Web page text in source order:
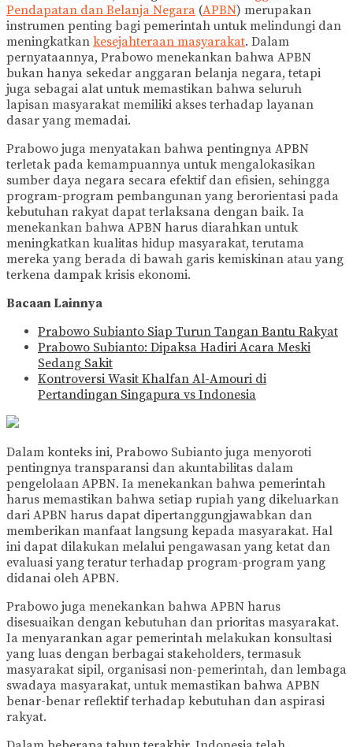
Pendapatan dan Belanja Negara (APBN) merupakan
instrumen penting bagi pemerintah untuk melindungi dan
meningkatkan kesejahteraan masyarakat. Dalam
pernyataannya, Prabowo menekankan bahwa APBN
bukan hanya sekedar anggaran belanja negara, tetapi
juga sebagai alat untuk memastikan bahwa seluruh
lapisan masyarakat memiliki akses terhadap layanan
dasar yang memadai.
Prabowo juga menyatakan bahwa pentingnya APBN
terletak pada kemampuannya untuk mengalokasikan
sumber daya negara secara efektif dan efisien, sehingga
program-program pembangunan yang berorientasi pada
kebutuhan rakyat dapat terlaksana dengan baik. Ia
menekankan bahwa APBN harus diarahkan untuk
meningkatkan kualitas hidup masyarakat, terutama
mereka yang berada di bawah garis kemiskinan atau yang
terkena dampak krisis ekonomi.
Bacaan Lainnya
Prabowo Subianto Siap Turun Tangan Bantu Rakyat
Prabowo Subianto: Dipaksa Hadiri Acara Meski
Sedang Sakit
Kontroversi Wasit Khalfan Al-Amouri di
Pertandingan Singapura vs Indonesia
Dalam konteks ini, Prabowo Subianto juga menyoroti
pentingnya transparansi dan akuntabilitas dalam
pengelolaan APBN. Ia menekankan bahwa pemerintah
harus memastikan bahwa setiap rupiah yang dikeluarkan
dari APBN harus dapat dipertanggungjawabkan dan
memberikan manfaat langsung kepada masyarakat. Hal
ini dapat dilakukan melalui pengawasan yang ketat dan
evaluasi yang teratur terhadap program-program yang
didanai oleh APBN.
Prabowo juga menekankan bahwa APBN harus
disesuaikan dengan kebutuhan dan prioritas masyarakat.
Ia menyarankan agar pemerintah melakukan konsultasi
yang luas dengan berbagai stakeholders, termasuk
masyarakat sipil, organisasi non-pemerintah, dan lembaga
swadaya masyarakat, untuk memastikan bahwa APBN
benar-benar reflektif terhadap kebutuhan dan aspirasi
rakyat.